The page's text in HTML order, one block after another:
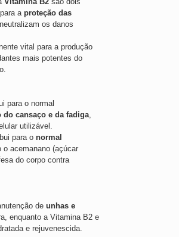
aproteção das
neutralizam os danos
vital para a produção
mais potentes do
para o normal
do cansaço e da fadiga,
utilizável.
para onormal
o acemanano (açúcar
do corpo contra
deunhas e
enquanto a Vitamina B2 e
e rejuvenescida.